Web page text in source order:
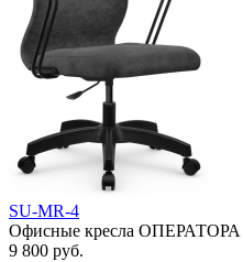
SU-MR-4
Офисные кресла ОПЕРАТОРА
9 800 руб.